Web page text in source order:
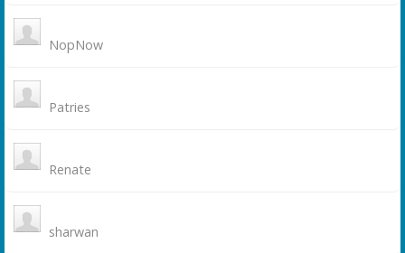
NopNow
Patries
Renate
sharwan